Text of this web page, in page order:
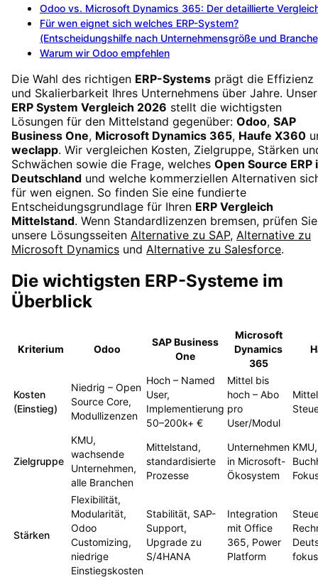
Odoo vs. Microsoft Dynamics 365: Der detaillierte
Für wen eignet sich welches ERP-System?
(Entscheidungshilfe nach Unternehmensgröße und
Warum wir Odoo empfehlen
Die Wahl des richtigen ERP-Systems prägt die Effizienz
und Skalierbarkeit Ihres Unternehmens über Jahre. Unser
ERP System Vergleich 2026 stellt die wichtigsten
Lösungen für den Mittelstand gegenüber: Odoo, SAP
Business One, Microsoft Dynamics 365, Haufe X360
weclapp. Wir vergleichen Kosten, Zielgruppe, Stärken
Schwächen sowie die Frage, welches Open Source ERP
Deutschland und welche kommerziellen Alternativen
für wen eignen. So finden Sie eine fundierte
Entscheidungsgrundlage für Ihren ERP Vergleich
Mittelstand. Wenn Standardlizenzen bremsen, prüfen Sie
unsere Lösungsseiten Alternative zu SAP, Alternative zu
Microsoft Dynamics und Alternative zu Salesforce.
Die wichtigsten ERP-Systeme im
Überblick
Kriterium Odoo
SAP Business
One
Microsoft
Dynamics
365
Kosten
(Einstieg)
Niedrig – Open
Source Core,
Modullizenzen
Hoch – Named
User,
Implementierung
50–200k+ €
Mittel bis
hoch – Abo
pro
User/Modul
Zielgruppe
KMU,
wachsende
Unternehmen,
alle Branchen
Mittelstand,
standardisierte
Prozesse
Unternehmen
in Microsoft-
Ökosystem
Stärken
Flexibilität,
Modularität,
Odoo
Customizing,
niedrige
Einstiegskosten
Stabilität, SAP-
Support,
Upgrade zu
S/4HANA
Integration
mit Office
365, Power
Platform